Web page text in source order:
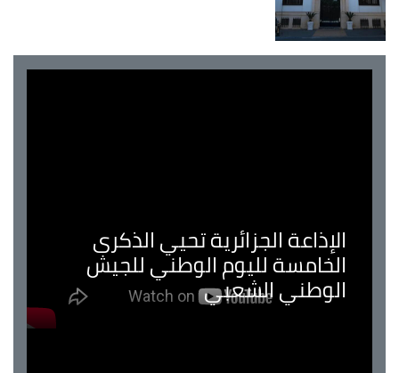
الإذاعة الجزائرية تحيي الذكرى
الخامسة لليوم الوطني للجيش
الوطني الشعبي